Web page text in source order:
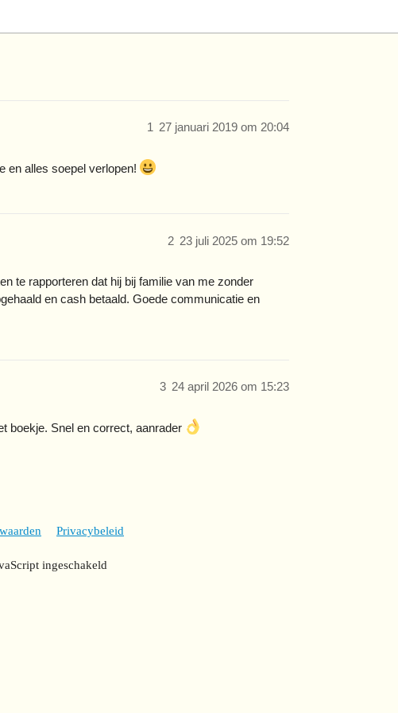
27 januari 2019 om 20:04
1
en alles soepel verlopen!
23 juli 2025 om 19:52
2
te rapporteren dat hij bij familie van me zonder
en cash betaald. Goede communicatie en
24 april 2026 om 15:23
3
boekje. Snel en correct, aanrader
Privacybeleid
ingeschakeld